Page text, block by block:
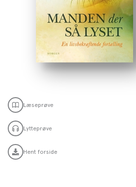
Læseprøve
Lytteprøve
Hent forside